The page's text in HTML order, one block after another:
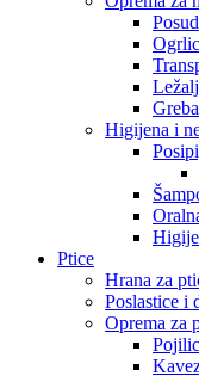
Higijena i
Ptice
Hrana za
Poslastice i
Oprema za